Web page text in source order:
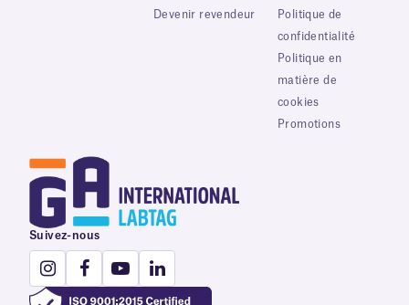
Devenir revendeur
Politique de
confidentialité
Politique en
matière de
cookies
Promotions
Suivez-nous